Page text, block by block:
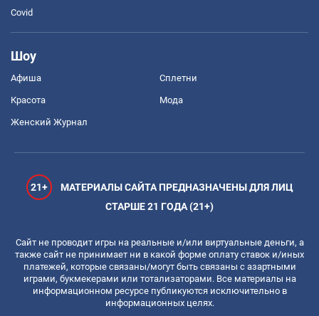
Covid
Шоу
Афиша Сплетни
Красота Мода
Женский Журнал
21+
МАТЕРИАЛЫ САЙТА ПРЕДНАЗНАЧЕНЫ ДЛЯ ЛИЦ
СТАРШЕ 21 ГОДА (21+)
Сайт не проводит игры на реальные и/или виртуальные деньги, а
также сайт не принимает ни в какой форме оплату ставок и/иных
платежей, которые связаны/могут быть связаны с азартными
играми, букмекерами или тотализаторами. Все материалы на
информационном ресурсе публикуются исключительно в
информационных целях.